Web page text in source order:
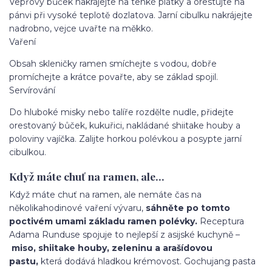
pánvi při vysoké teplotě dozlatova. Jarní cibulku nakrájejte
nadrobno, vejce uvařte na měkko.
Vaření
Obsah skleničky ramen smíchejte s vodou, dobře
promíchejte a krátce povařte, aby se základ spojil.
Servírování
Do hluboké misky nebo talíře rozdělte nudle, přidejte
orestovaný bůček, kukuřici, nakládané shiitake houby a
poloviny vajíčka. Zalijte horkou polévkou a posypte jarní
cibulkou.
Když máte chuť na ramen, ale…
Když máte chuť na ramen, ale nemáte čas na
několikahodinové vaření vývaru, sáhněte po tomto
poctivém umami základu ramen polévky. Receptura
Adama Runduse spojuje to nejlepší z asijské kuchyně –
miso, shiitake houby, zeleninu a arašídovou
pastu, která dodává hladkou krémovost. Gochujang pasta